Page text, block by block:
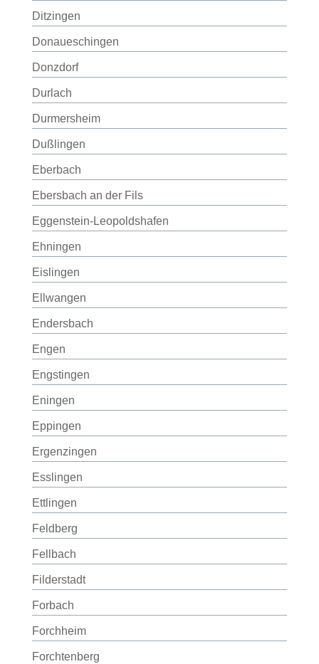
Ditzingen
Donaueschingen
Donzdorf
Durlach
Durmersheim
Dußlingen
Eberbach
Ebersbach an der Fils
Eggenstein-Leopoldshafen
Ehningen
Eislingen
Ellwangen
Endersbach
Engen
Engstingen
Eningen
Eppingen
Ergenzingen
Esslingen
Ettlingen
Feldberg
Fellbach
Filderstadt
Forbach
Forchheim
Forchtenberg